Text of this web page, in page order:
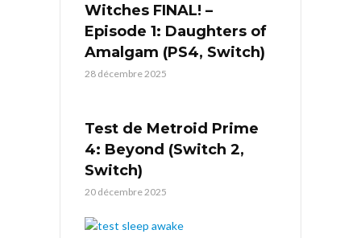
Witches FINAL! –
Episode 1: Daughters of
Amalgam (PS4, Switch)
28 décembre 2025
Test de Metroid Prime
4: Beyond (Switch 2,
Switch)
20 décembre 2025